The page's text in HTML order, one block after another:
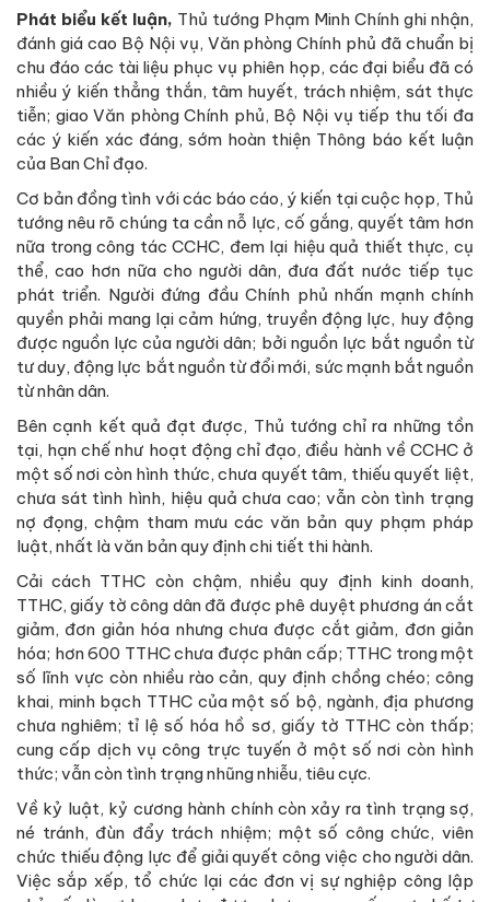
Phát biểu kết luận, Thủ tướng Phạm Minh Chính ghi nhận,
đánh giá cao Bộ Nội vụ, Văn phòng Chính phủ đã chuẩn bị
chu đáo các tài liệu phục vụ phiên họp, các đại biểu đã có
nhiều ý kiến thẳng thắn, tâm huyết, trách nhiệm, sát thực
tiễn; giao Văn phòng Chính phủ, Bộ Nội vụ tiếp thu tối đa
các ý kiến xác đáng, sớm hoàn thiện Thông báo kết luận
của Ban Chỉ đạo.
Cơ bản đồng tình với các báo cáo, ý kiến tại cuộc họp, Thủ
tướng nêu rõ chúng ta cần nỗ lực, cố gắng, quyết tâm hơn
nữa trong công tác CCHC, đem lại hiệu quả thiết thực, cụ
thể, cao hơn nữa cho người dân, đưa đất nước tiếp tục
phát triển. Người đứng đầu Chính phủ nhấn mạnh chính
quyền phải mang lại cảm hứng, truyền động lực, huy động
được nguồn lực của người dân; bởi nguồn lực bắt nguồn từ
tư duy, động lực bắt nguồn từ đổi mới, sức mạnh bắt nguồn
từ nhân dân.
Bên cạnh kết quả đạt được, Thủ tướng chỉ ra những tồn
tại, hạn chế như hoạt động chỉ đạo, điều hành về CCHC ở
một số nơi còn hình thức, chưa quyết tâm, thiếu quyết liệt,
chưa sát tình hình, hiệu quả chưa cao; vẫn còn tình trạng
nợ đọng, chậm tham mưu các văn bản quy phạm pháp
luật, nhất là văn bản quy định chi tiết thi hành.
Cải cách TTHC còn chậm, nhiều quy định kinh doanh,
TTHC, giấy tờ công dân đã được phê duyệt phương án cắt
giảm, đơn giản hóa nhưng chưa được cắt giảm, đơn giản
hóa; hơn 600 TTHC chưa được phân cấp; TTHC trong một
số lĩnh vực còn nhiều rào cản, quy định chồng chéo; công
khai, minh bạch TTHC của một số bộ, ngành, địa phương
chưa nghiêm; tỉ lệ số hóa hồ sơ, giấy tờ TTHC còn thấp;
cung cấp dịch vụ công trực tuyến ở một số nơi còn hình
thức; vẫn còn tình trạng nhũng nhiễu, tiêu cực.
Về kỷ luật, kỷ cương hành chính còn xảy ra tình trạng sợ,
né tránh, đùn đẩy trách nhiệm; một số công chức, viên
chức thiếu động lực để giải quyết công việc cho người dân.
Việc sắp xếp, tổ chức lại các đơn vị sự nghiệp công lập